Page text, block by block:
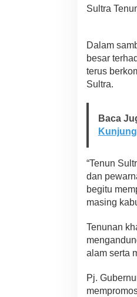
Sultra
Dalam
besar
terus
Sultra.
Baca
“Tenun
dan
begitu
masing
Tenunan
alam serta
Pj.